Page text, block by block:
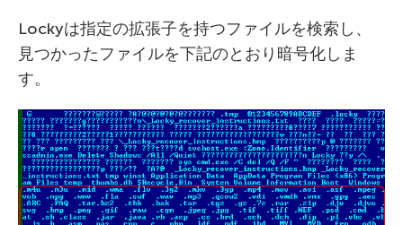
Lockyは指定の拡張子を持つファイルを検索し、
見つかったファイルを下記のとおり暗号化しま
す。